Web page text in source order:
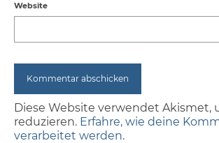
Website
Diese Website verwendet Akismet,
reduzieren. Erfahre, wie deine
verarbeitet werden.